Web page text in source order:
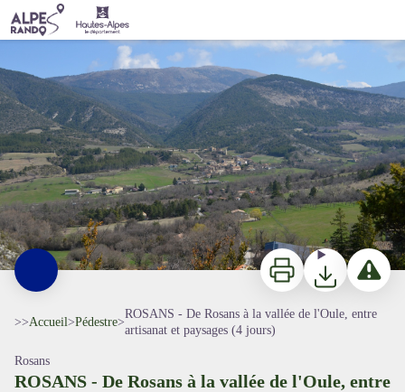
ImprimerTéléchargerSignaler
>>Accueil>Pédestre>
ROSANS - De Rosans à la vallée de l'Oule, entre
artisanat et paysages (4 jours)
Rosans
ROSANS - De Rosans à la vallée de l'Oule, entre